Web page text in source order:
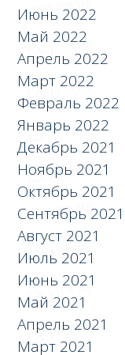
Июнь 2022
Май 2022
Апрель 2022
Март 2022
Февраль 2022
Январь 2022
Декабрь 2021
Ноябрь 2021
Октябрь 2021
Сентябрь 2021
Август 2021
Июль 2021
Июнь 2021
Май 2021
Апрель 2021
Март 2021